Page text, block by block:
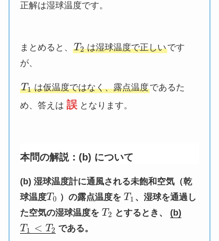
正解は湿球温度です。
まとめると、T2は湿球温度で正しいです
が、
T1は仮温度ではなく、露点温度であるた
め、答えは誤 となります。
本問の解説：(b) について
(b) 湿球温度計に通風される未飽和空気（乾
球温度T0 ）の露点温度をT1 、湿球を通過し
た空気の湿球温度をT2 とするとき、 (b)
T1 < T2 である。